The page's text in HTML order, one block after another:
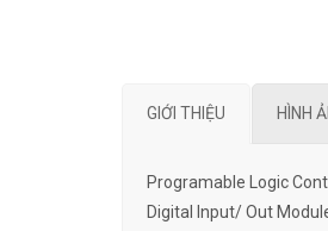
GIỚI THIỆU HÌNH
Programable Logic
Digital Input/ Out